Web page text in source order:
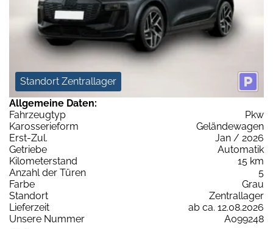
Standort Zentrallager
Allgemeine Daten:
Fahrzeugtyp
Pkw
Karosserieform
Geländewagen
Erst-Zul.
Jan / 2026
Getriebe
Automatik
Kilometerstand
15 km
Anzahl der Türen
5
Farbe
Grau
Standort
Zentrallager
Lieferzeit
ab ca. 12.08.2026
Unsere Nummer
A099248